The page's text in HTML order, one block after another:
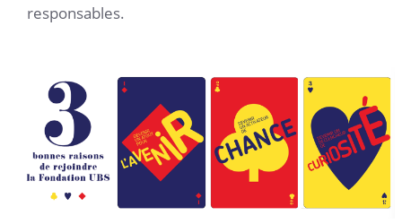
responsables.